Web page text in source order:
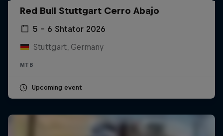
Red Bull Stuttgart Cerro Abajo
5 – 6 Shtator 2026
Stuttgart, Germany
MTB
Upcoming event